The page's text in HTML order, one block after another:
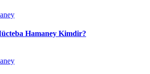
Hamaney Kimdir?